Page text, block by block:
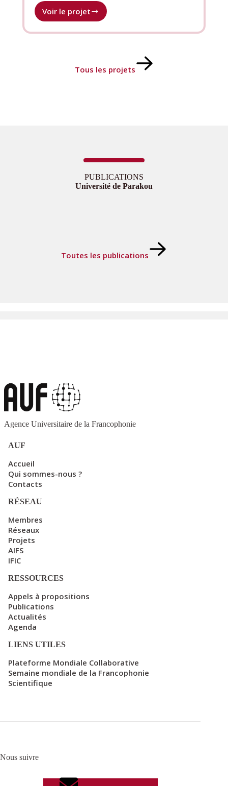
Voir le projetProgramme
Sud-
Tous les projets
PUBLICATIONS
Université de Parakou
Toutes les publications
Agence Universitaire de la Francophonie
AUF
Accueil
Qui sommes-nous ?
Contacts
RÉSEAU
Membres
Réseaux
Projets
AIFS
IFIC
RESSOURCES
Appels à propositions
Publications
Actualités
Agenda
LIENS UTILES
Plateforme Mondiale Collaborative
Semaine mondiale de la Francophonie
Scientifique
Nous suivre